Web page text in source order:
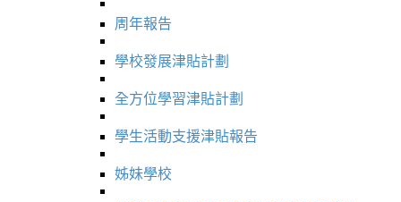
周年報告
學校發展津貼計劃
全方位學習津貼計劃
學生活動支援津貼報告
姊妹學校